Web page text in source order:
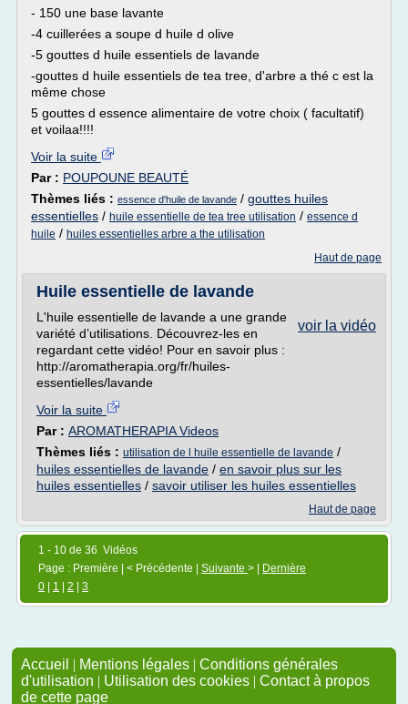
- 150 une base lavante
-4 cuillerées a soupe d huile d olive
-5 gouttes d huile essentiels de lavande
-gouttes d huile essentiels de tea tree, d'arbre a thé c est la
même chose
5 gouttes d essence alimentaire de votre choix ( facultatif)
et voilaa!!!!
Voir la suite
Par : POUPOUNE BEAUTÉ
Thèmes liés : essence d'huile de lavande / gouttes huiles
essentielles / huile essentielle de tea tree utilisation / essence d
huile / huiles essentielles arbre a the utilisation
Haut de page
Huile essentielle de lavande
voir la vidéo
L'huile essentielle de lavande a une grande
variété d’utilisations. Découvrez-les en
regardant cette vidéo! Pour en savoir plus :
http://aromatherapia.org/fr/huiles-
essentielles/lavande
Voir la suite
Par : AROMATHERAPIA Videos
Thèmes liés : utilisation de l huile essentielle de lavande /
huiles essentielles de lavande / en savoir plus sur les
huiles essentielles / savoir utiliser les huiles essentielles
Haut de page
1 - 10 de 36 Vidéos
Page : Première | < Précédente | Suivante > |
Dernière
0
1 2 3
Accueil | Mentions légales | Conditions générales
d'utilisation | Utilisation des cookies | Contact à propos
de cette page